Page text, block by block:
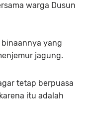
warga Dusun
yang
jagung.
tetap berpuasa
itu adalah